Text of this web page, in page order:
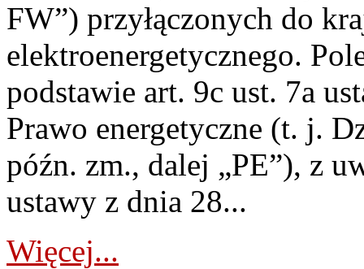
FW”) przyłączonych do
elektroenergetycznego.
podstawie art. 9c ust. 7a
Prawo energetyczne (t. j.
późn. zm., dalej „PE”), z
ustawy z dnia 28...
Więcej...